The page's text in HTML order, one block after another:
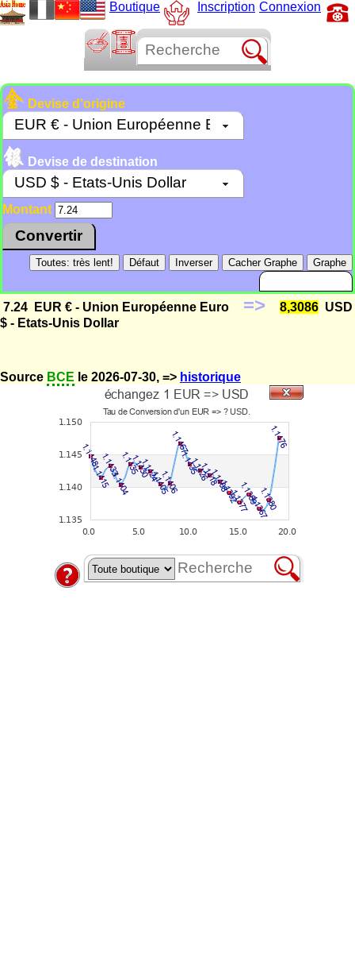
Boutique Inscription Connexion
Devise d'origine
Devise de destination
Montant
7.24 EUR € - Union Européenne Euro => 8,3086 USD
$ - Etats-Unis Dollar
Source BCE le 2026-07-30, => historique